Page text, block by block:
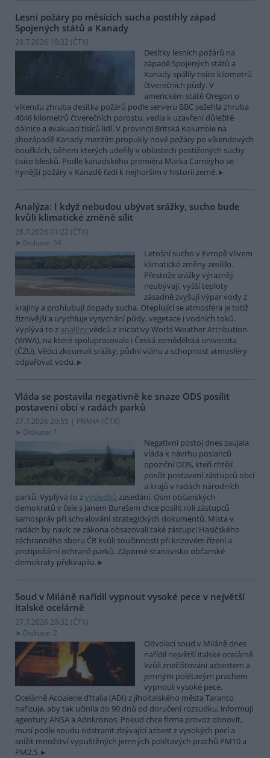
Lesní požáry po měsících sucha postihly západ
Spojených států a Kanady
28.7.2026 10:32 (ČTK)
Desítky lesních požárů na
západě Spojených států a
Kanady spálily tisíce kilometrů
čtverečních půdy. V
americkém státě Oregon o
víkendu zhruba desítka požárů podle serveru BBC sežehla zhruba
4046 kilometrů čtverečních porostu, vedla k uzavření důležité
dálnice a evakuaci tisíců lidí. V provincii Britská Kolumbie na
jihozápadě Kanady mezitím propukly nové požáry po víkendových
bouřkách, během kterých udeřily v oblastech postižených suchy
tisíce blesků. Podle kanadského premiéra Marka Carneyho se
nynější požáry v Kanadě řadí k nejhorším v historii země.
Analýza: I když nebudou ubývat srážky, sucho bude
kvůli klimatické změně sílit
28.7.2026 01:22 (ČTK)
Diskuse: 54
Letošní sucho v Evropě vlivem
klimatické změny zesílilo.
Přestože srážky výrazněji
neubývají, vyšší teploty
zásadně zvyšují výpar vody z
krajiny a prohlubují dopady sucha. Oteplující se atmosféra je totiž
žíznivější a urychluje vysychání půdy, vegetace i vodních toků.
Vyplývá to z analýzy vědců z iniciativy World Weather Attribution
(WWA), na které spolupracovala i Česká zemědělská univerzita
(ČZU). Vědci zkoumali srážky, půdní vláhu a schopnost atmosféry
odpařovat vodu.
Vláda se postavila negativně ke snaze ODS posílit
postavení obcí v radách parků
27.7.2026 20:55 | PRAHA (ČTK)
Diskuse: 1
Negativní postoj dnes zaujala
vláda k návrhu poslanců
opoziční ODS, kteří chtějí
posílit postavení zástupců obcí
a krajů v radách národních
parků. Vyplývá to zvýsledků zasedání. Osm občanských
demokratů v čele s Janem Burešem chce posílit roli zástupců
samospráv při schvalování strategických dokumentů. Místa v
radách by navíc ze zákona obsazovali také zástupci Hasičského
záchranného sboru ČR kvůli součinnosti při krizovém řízení a
protipožární ochraně parků. Záporné stanovisko občanské
demokraty překvapilo.
Soud v Miláně nařídil vypnout vysoké pece v největší
italské ocelárně
27.7.2026 20:32 (ČTK)
Diskuse: 2
Odvolací soud v Miláně dnes
nařídil největší italské ocelárně
kvůli znečišťování azbestem a
jemným polétavým prachem
vypnout vysoké pece.
Ocelárně Acciaierie d’Italia (ADI) z jihoitalského města Taranto
nařizuje, aby tak učinila do 90 dnů od doručení rozsudku, informují
agentury ANSA a Adnkronos. Pokud chce firma provoz obnovit,
musí podle soudu odstranit zbývající azbest z vysokých pecí a
snížit množství vypuštěných jemných polétavých prachů PM10 a
PM2,5.